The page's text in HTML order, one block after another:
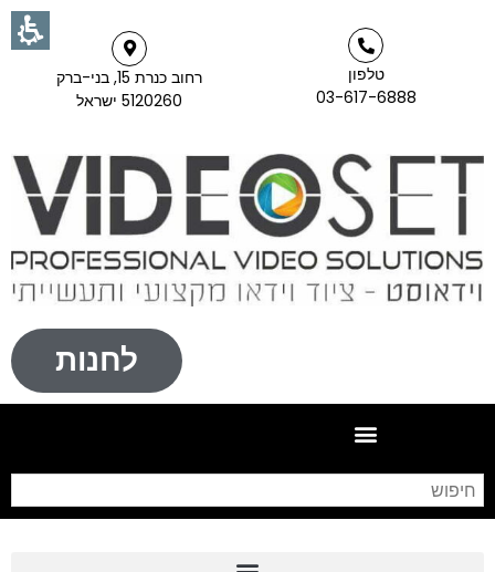
טלפון
03-617-6888
רחוב כנרת 15, בני-ברק
5120260 ישראל
לחנות